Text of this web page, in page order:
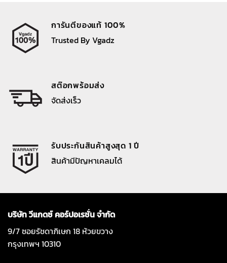
การันตีของแท้ 100%
Trusted By Vgadz
สต๊อกพร้อมส่ง
จัดส่งเร็ว
รับประกันสินค้าสูงสุด 1 ปี
สินค้ามีปัญหาเคลมได้
บริษัท วีแกดซ์ คอร์ปอเรชั่น จำกัด
9/7 ซอยรัชดาภิเษก 18 ห้วยขวาง
กรุงเทพฯ 10310